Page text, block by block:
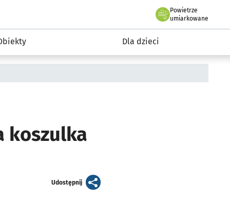
Powietrze
we Wrocławiu
umiarkowane
Dla dzieci
koszulka
Udostępnijartykuł